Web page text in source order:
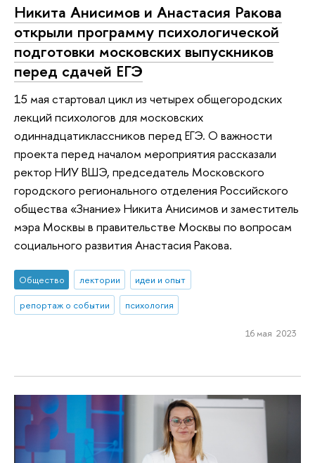
Никита Анисимов и Анастасия Ракова
открыли программу психологической
подготовки московских выпускников
перед сдачей ЕГЭ
15 мая стартовал цикл из четырех общегородских
лекций психологов для московских
одиннадцатиклассников перед ЕГЭ. О важности
проекта перед началом мероприятия рассказали
ректор НИУ ВШЭ, председатель Московского
городского регионального отделения Российского
общества «Знание» Никита Анисимов и заместитель
мэра Москвы в правительстве Москвы по вопросам
социального развития Анастасия Ракова.
Общество лектории
идеи и опыт
репортаж о событии
психология
16 мая 2023